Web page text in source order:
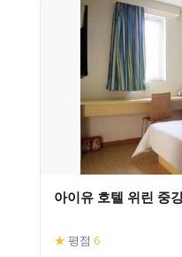
아이유 호텔 위린 중
★ 평점 6